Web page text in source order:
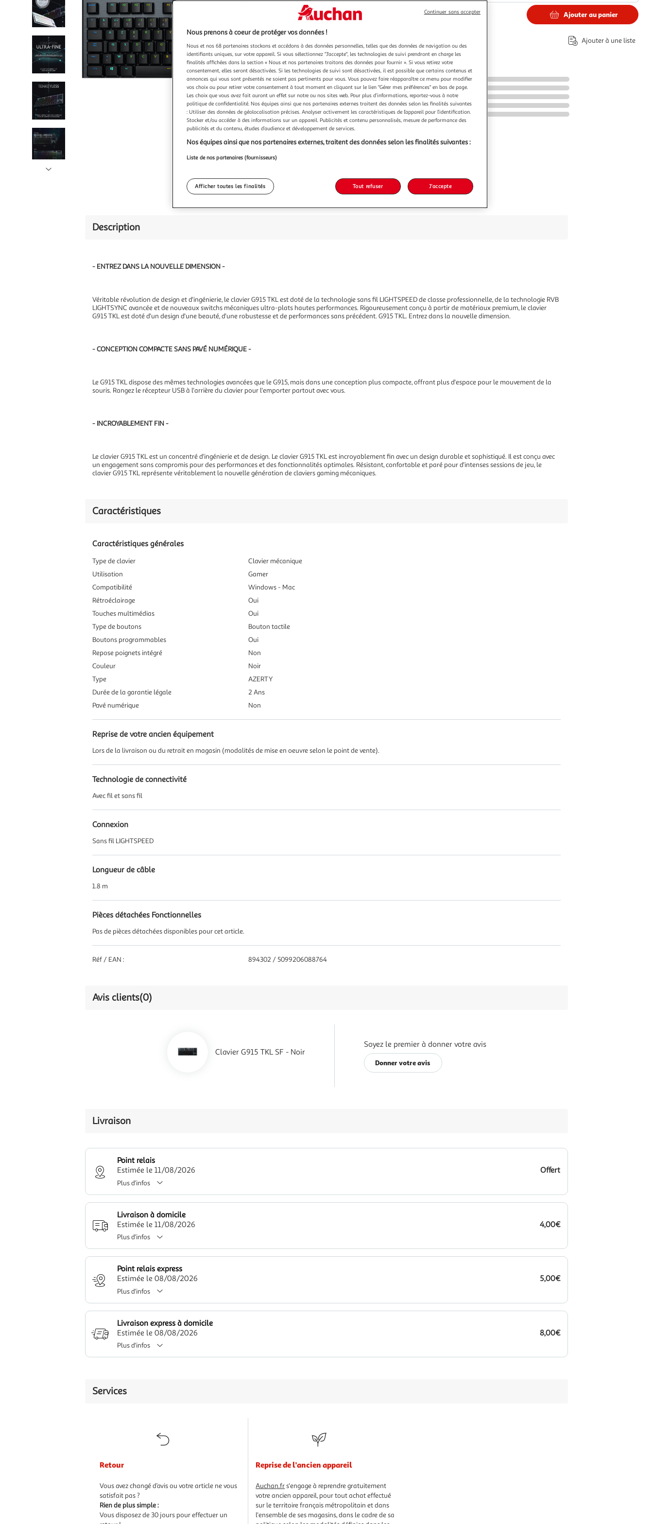
Illustration
179,90€ Ajouter au panier
Ajouter à une liste
Description
- ENTREZ DANS LA NOUVELLE DIMENSION -
Véritable révolution de design et d'ingénierie, le clavier G915 TKL est doté de la technologie sans fil LIGHTSPEED de classe professionnelle, de la technologie RVB
LIGHTSYNC avancée et de nouveaux switchs mécaniques ultra-plats hautes performances. Rigoureusement conçu à partir de matériaux premium, le clavier
G915 TKL est doté d'un design d'une beauté, d'une robustesse et de performances sans précédent. G915 TKL. Entrez dans la nouvelle dimension.
- CONCEPTION COMPACTE SANS PAVÉ NUMÉRIQUE -
Le G915 TKL dispose des mêmes technologies avancées que le G915, mais dans une conception plus compacte, offrant plus d'espace pour le mouvement de la
souris. Rangez le récepteur USB à l'arrière du clavier pour l'emporter partout avec vous.
- INCROYABLEMENT FIN -
Le clavier G915 TKL est un concentré d'ingénierie et de design. Le clavier G915 TKL est incroyablement fin avec un design durable et sophistiqué. Il est conçu avec
un engagement sans compromis pour des performances et des fonctionnalités optimales. Résistant, confortable et paré pour d'intenses sessions de jeu, le
clavier G915 TKL représente véritablement la nouvelle génération de claviers gaming mécaniques.
Caractéristiques
Caractéristiques générales
Type de clavier
Clavier mécanique
Utilisation
Gamer
Compatibilité
Windows - Mac
Rétroéclairage
Oui
Touches multimédias
Oui
Type de boutons
Bouton tactile
Boutons programmables
Oui
Repose poignets intégré
Non
Couleur
Noir
Type
AZERTY
Durée de la garantie légale
2 Ans
Pavé numérique
Non
Reprise de votre ancien équipement
Lors de la livraison ou du retrait en magasin (modalités de mise en oeuvre selon le point de vente).
Technologie de connectivité
Avec fil et sans fil
Connexion
Sans fil LIGHTSPEED
Longueur de câble
1.8 m
Pièces détachées Fonctionnelles
Pas de pièces détachées disponibles pour cet article.
Réf / EAN : 894302 / 5099206088764
Avis clients(0)
Clavier G915 TKL SF - Noir
Soyez le premier à donner votre avis
Donner votre avis
Livraison
Point relais
Estimée le 11/08/2026
Offert
Plus d'infos
Livraison à domicile
Estimée le 11/08/2026
4,00€
Plus d'infos
Point relais express
Estimée le 08/08/2026
5,00€
Plus d'infos
Livraison express à domicile
Estimée le 08/08/2026
8,00€
Plus d'infos
Services
Retour
Vous avez changé d’avis ou votre article ne vous
satisfait pas ?
Rien de plus simple :
Vous disposez de 30 jours pour effectuer un
Reprise de l'ancien appareil
Auchan.frs'engage à reprendre gratuitement
votre ancien appareil, pour tout achat effectué
sur le territoire français métropolitain et dans
l'ensemble de ses magasins, dans le cadre de sa
Nous prenons à coeur de protéger vos données !
Nous et nos 68 partenaires stockons et accédons à des données personnelles, telles que des données de navigation ou des
identifiants uniques, sur votre appareil. Si vous sélectionnez "J'accepte", les technologies de suivi prendront en charge les
finalités affichées dans la section « Nous et nos partenaires traitons des données pour fournir ». Si vous retirez votre
consentement, elles seront désactivées. Si les technologies de suivi sont désactivées, il est possible que certains contenus et
annonces qui vous sont présentés ne soient pas pertinents pour vous. Vous pouvez faire réapparaître ce menu pour modifier
vos choix ou pour retirer votre consentement à tout moment en cliquant sur le lien "Gérer mes préférences" en bas de page.
Les choix que vous avez fait auront un effet sur notre ou nos sites web. Pour plus d’informations, reportez-vous à notre
politique de confidentialité. Nos équipes ainsi que nos partenaires externes traitent des données selon les finalités suivantes
: Utiliser des données de géolocalisation précises. Analyser activement les caractéristiques de l’appareil pour l’identification.
Stocker et/ou accéder à des informations sur un appareil. Publicités et contenu personnalisés, mesure de performance des
publicités et du contenu, études d’audience et développement de services.
Nos équipes ainsi que nos partenaires externes, traitent des données selon les finalités suivantes :
Liste de nos partenaires (fournisseurs)
Afficher toutes les finalités Tout refuser J'accepte
Continuer sans accepter